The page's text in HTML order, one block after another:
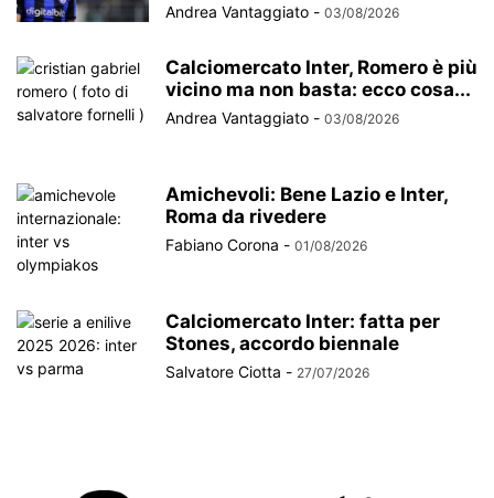
Andrea Vantaggiato - 03/08/2026
Calciomercato Inter, Romero è più
vicino ma non basta: ecco cosa...
Andrea Vantaggiato - 03/08/2026
Amichevoli: Bene Lazio e Inter,
Roma da rivedere
Fabiano Corona - 01/08/2026
Calciomercato Inter: fatta per
Stones, accordo biennale
Salvatore Ciotta - 27/07/2026